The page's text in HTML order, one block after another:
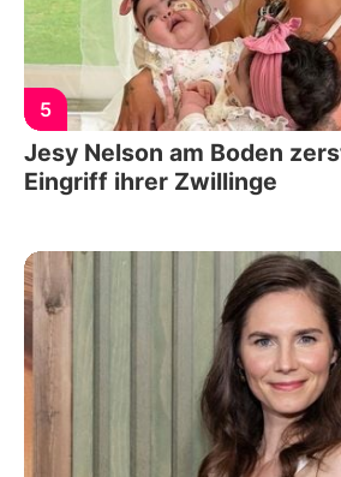
5
Jesy Nelson am Boden
Eingriff ihrer Zwillinge